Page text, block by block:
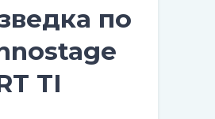
по
TI